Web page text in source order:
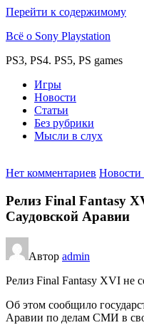
Перейти к содержимому
Всё о Sony Playstation
PS3, PS4. PS5, PS games
Игры
Новости
Статьи
Без рубрики
Мысли в слух
Нет комментариев Новости
Релиз Final Fantasy
Саудовской Аравии
Автор admin
Релиз Final Fantasy XVI не
Об этом сообщило
Аравии по делам СМИ в